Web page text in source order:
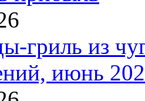
гриль из
июнь